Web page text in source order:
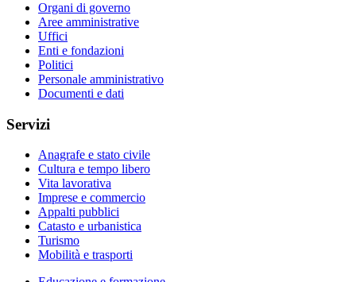
Organi di governo
Aree amministrative
Uffici
Enti e fondazioni
Politici
Personale amministrativo
Documenti e dati
Servizi
Anagrafe e stato civile
Cultura e tempo libero
Vita lavorativa
Imprese e commercio
Appalti pubblici
Catasto e urbanistica
Turismo
Mobilità e trasporti